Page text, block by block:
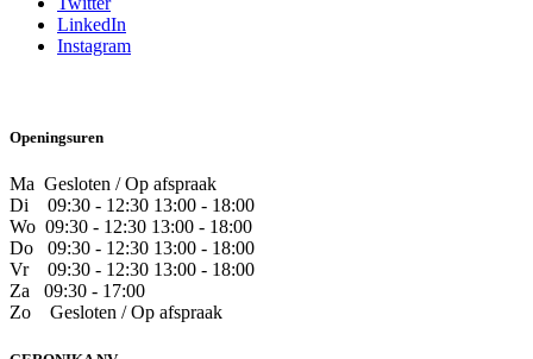
LinkedIn
Instagram
Openingsuren
Ma Gesloten / Op afspraak
Di 09:30 - 12:30 13:00 - 18:00
Wo 09:30 - 12:30 13:00 - 18:00
Do ​09:30 - 12:30 13:00 - 18:00
Vr ​09:30 - 12:30 13:00 - 18:00
Za 09:30 - 17:00
Zo
​Gesloten / Op afspraak